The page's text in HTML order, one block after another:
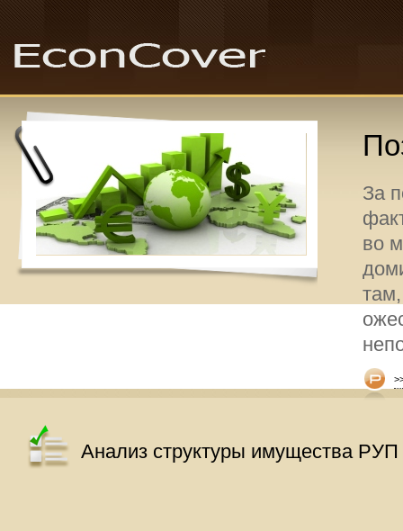
За
во
Анализ структуры имущества